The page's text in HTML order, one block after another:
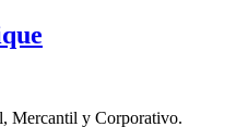
Mercantil y Corporativo.